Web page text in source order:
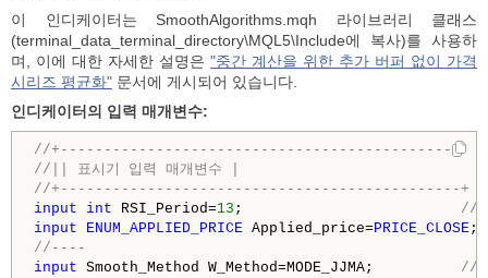
이 인디케이터는 SmoothAlgorithms.mqh 라이브러리 클래스
(terminal_data_terminal_directory\MQL5\Include에 복사)를 사용하
며, 이에 대한 자세한 설명은 "중간 계산을 위한 추가 버퍼 없이 가격
시리즈 평균화" 문서에 게시되어 있습니다.
인디케이터의 입력 매개변수:
//+----------------------------------------------+
//|| 표시기 입력 매개변수 |
//+----------------------------------------------+
input
int RSI_Period=13 ; //
input
ENUM_APPLIED_PRICE Applied_price=PRICE_CLOSE;
//----
input Smooth_Method W_Method=MODE_JJMA; //